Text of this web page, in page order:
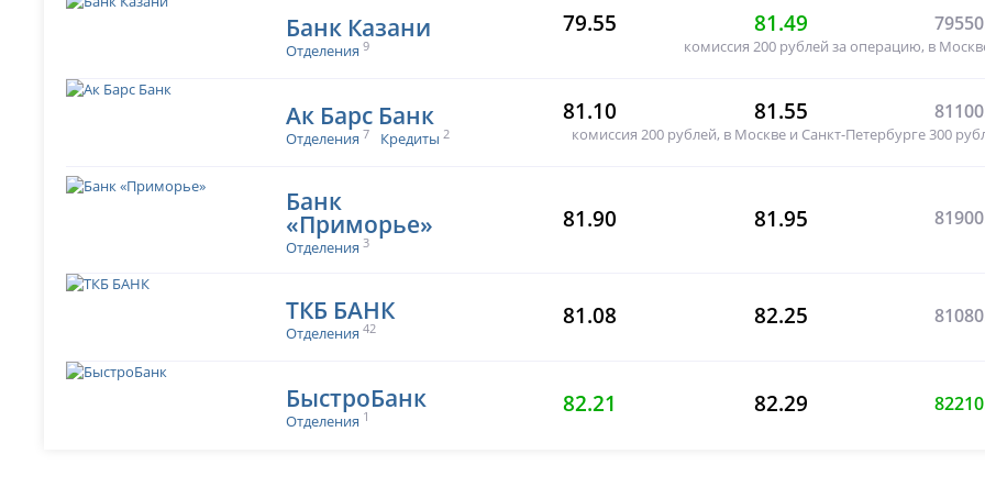
Банк Казани
Отделения 9
79.55 81.49
комиссия 200 рублей за операцию, в
Ак Барс Банк
Отделения 7 Кредиты 2
81.10 81.55
комиссия 200 рублей, в Москве и Санкт-Петербурге 300
Банк
«Приморье»
Отделения 3
81.90 81.95
ТКБ БАНК
Отделения 42 81.08 82.25
БыстроБанк
Отделения 1 82.21 82.29